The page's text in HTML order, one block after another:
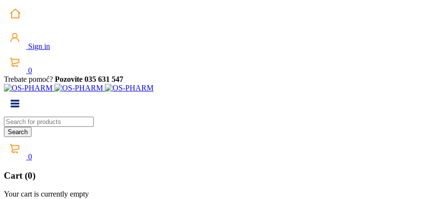
Sign in
0
Trebate pomoć? Pozovite 035 631 547
0
Cart (0)
Your cart is currently empty